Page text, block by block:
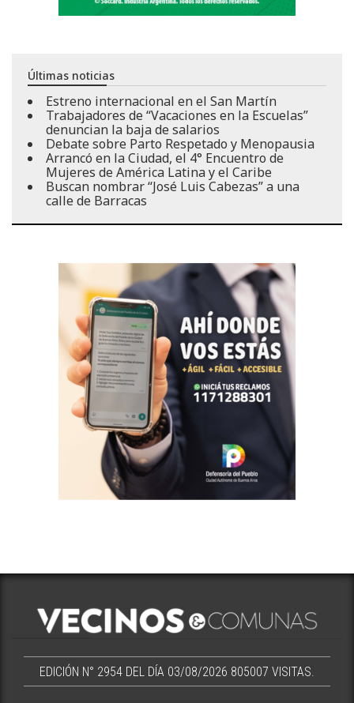
Últimas noticias
Estreno internacional en el San Martín
Trabajadores de “Vacaciones en la Escuelas”
denuncian la baja de salarios
Debate sobre Parto Respetado y Menopausia
Arrancó en la Ciudad, el 4° Encuentro de
Mujeres de América Latina y el Caribe
Buscan nombrar “José Luis Cabezas” a una
calle de Barracas
EDICIÓN N° 2954 DEL DÍA 03/08/2026 805007 VISITAS.